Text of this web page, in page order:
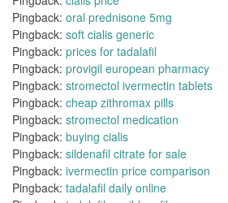
Pingback: oral prednisone 5mg
Pingback: soft cialis generic
Pingback: prices for tadalafil
Pingback: provigil european pharmacy
Pingback: stromectol ivermectin tablets
Pingback: cheap zithromax pills
Pingback: stromectol medication
Pingback: buying cialis
Pingback: sildenafil citrate for sale
Pingback: ivermectin price comparison
Pingback: tadalafil daily online